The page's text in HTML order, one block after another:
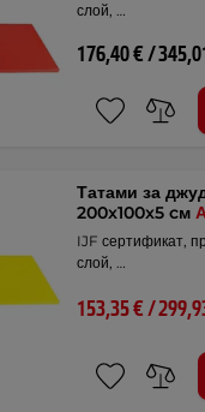
слой, …
176,40 € /
Татами за
200x100x5 cм
IJF сертификат,
слой, …
153,35 € /